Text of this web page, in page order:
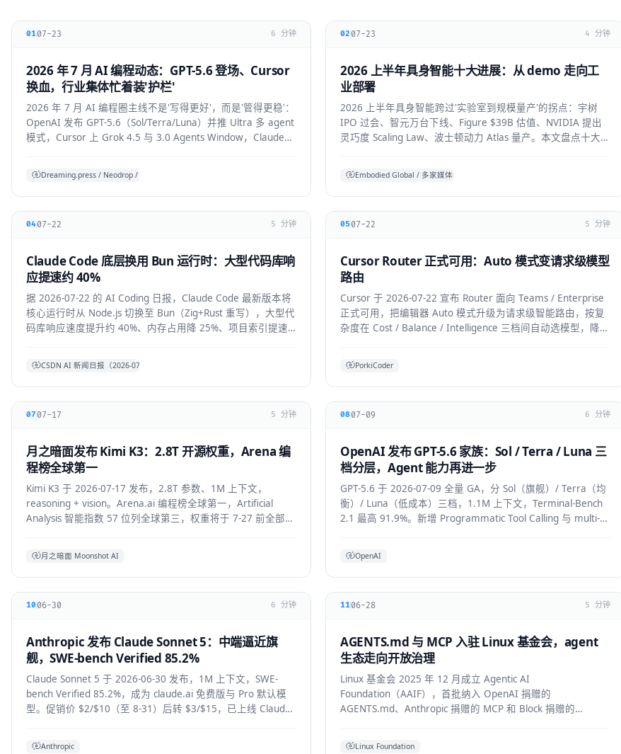
0107-23 6 分钟
2026 年 7 月 AI 编程动态：GPT-5.6 登场、Cursor
换血，行业集体忙着装'护栏'
2026 年 7 月 AI 编程圈主线不是'写得更好'，而是'管得更稳'：
OpenAI 发布 GPT-5.6（Sol/Terra/Luna）并推 Ultra 多 agent
模式，Cursor 上 Grok 4.5 与 3.0 Agents Window，Claude
Dreaming.press / Neodrop / SDD 综合
02 07-23 4 分钟
2026 上半年具身智能十大进展：从 demo 走向工
业部署
2026 上半年具身智能跨过'实验室到规模量产'的拐点：宇树
IPO 过会、智元万台下线、Figure $39B 估值、NVIDIA 提出
灵巧度 Scaling Law、波士顿动力 Atlas 量产。本文盘点十大标
Embodied Global / 多家媒体综合
0407-22 5 分钟
Claude Code 底层换用 Bun 运行时：大型代码库响
应提速约 40%
据 2026-07-22 的 AI Coding 日报，Claude Code 最新版本将
核心运行时从 Node.js 切换至 Bun（Zig+Rust 重写），大型代
码库响应速度提升约 40%、内存占用降 25%、项目索引提速
CSDN AI 新闻日报（2026-07-22）
05 07-22 5 分钟
Cursor Router 正式可用：Auto 模式变请求级模型
路由
Cursor 于 2026-07-22 宣布 Router 面向 Teams / Enterprise
正式可用，把编辑器 Auto 模式升级为请求级智能路由，按复
杂度在 Cost / Balance / Intelligence 三档间自动选模型，降低
PorkiCoder
07 07-17 5 分钟
月之暗面发布 Kimi K3：2.8T 开源权重，Arena 编
程榜全球第一
Kimi K3 于 2026-07-17 发布，2.8T 参数、1M 上下文，
reasoning + vision。Arena.ai 编程榜全球第一，Artificial
Analysis 智能指数 57 位列全球第三，权重将于 7-27 前全部公
月之暗面 Moonshot AI
0807-09 6 分钟
OpenAI 发布 GPT-5.6 家族：Sol / Terra / Luna 三
档分层，Agent 能力再进一步
GPT-5.6 于 2026-07-09 全量 GA，分 Sol（旗舰）/ Terra（均
衡）/ Luna（低成本）三档，1.1M 上下文，Terminal-Bench
2.1 最高 91.9%。新增 Programmatic Tool Calling 与 multi-
OpenAI
1006-30 6 分钟
Anthropic 发布 Claude Sonnet 5：中端逼近旗
舰，SWE-bench Verified 85.2%
Claude Sonnet 5 于 2026-06-30 发布，1M 上下文，SWE-
bench Verified 85.2%，成为 claude.ai 免费版与 Pro 默认模
型。促销价 $2/$10（至 8-31）后转 $3/$15，已上线 Claude
Anthropic
1106-28 5 分钟
AGENTS.md 与 MCP 入驻 Linux 基金会，agent
生态走向开放治理
Linux 基金会 2025 年 12 月成立 Agentic AI
Foundation（AAIF），首批纳入 OpenAI 捐赠的
AGENTS.md、Anthropic 捐赠的 MCP 和 Block 捐赠的
Linux Foundation